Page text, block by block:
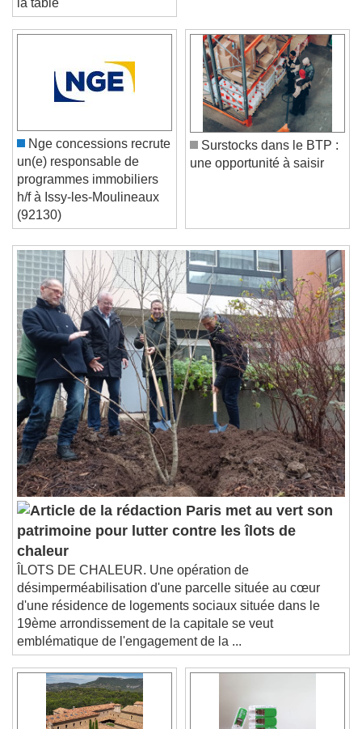
Video Player is loading.
Play Video
Skip Forward
Unmute
Current Time0:00
/
Duration-:-
Loaded:0%
Seek to live, currently behind liveLIVE
Remaining Time-0:00
1x
Playback Rate
Chapters
Chapters
Descriptions
descriptions off, selected
Subtitles
subtitles settings, opens subtitles
settings dialog
subtitles off, selected
Audio Track
Picture-in-Picture
Fullscreen
This is a modal window.
Beginning of dialog window. Escape will cancel
and close the window.
Text
Color Opacity
Text Background
Color
Caption Area Background
la table
Nge concessions recrute
un(e) responsable de
programmes immobiliers
h/f à Issy-les-Moulineaux
(92130)
Surstocks dans le BTP :
Paris met au vert son
patrimoine pour lutter contre les îlots de
chaleur
ÎLOTS DE CHALEUR. Une opération de
désimperméabilisation d'une parcelle située au cœur
d'une résidence de logements sociaux située dans le
19ème arrondissement de la capitale se veut
emblématique de l'engagement de la ...